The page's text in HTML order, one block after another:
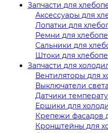
Запчасти для
Аксессуары для
Лопатки для
Ремни для
Сальники для
Штоки для
Запчасти для
Вентиляторы для
Выключатели
Датчики
Ершики для
Крепежи фасадов
Кронштейны для